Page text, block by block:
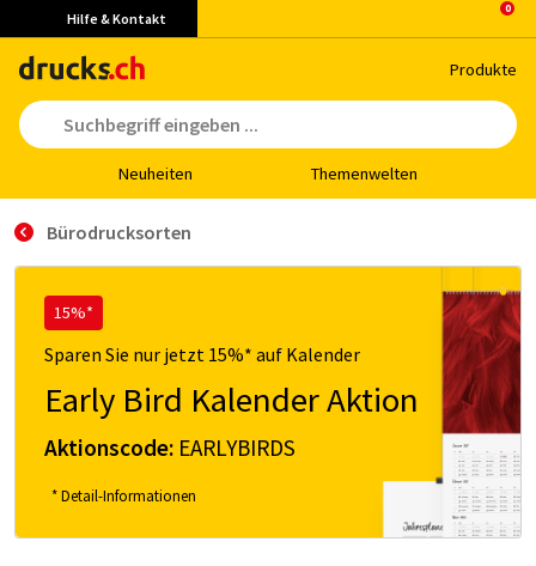
Hilfe & Kontakt
Pro­duk­te
Neu­hei­ten The­men­wel­ten
Bürodrucksorten
15%*
Sparen Sie nur jetzt 15%* auf Kalender
Early Bird Kalender Aktion
Aktionscode: EARLYBIRDS
* Detail-Informationen